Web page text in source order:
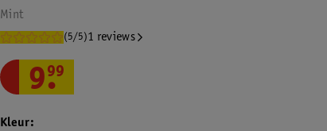
Mint
(5/5)1 reviews
9.
99
Kleur